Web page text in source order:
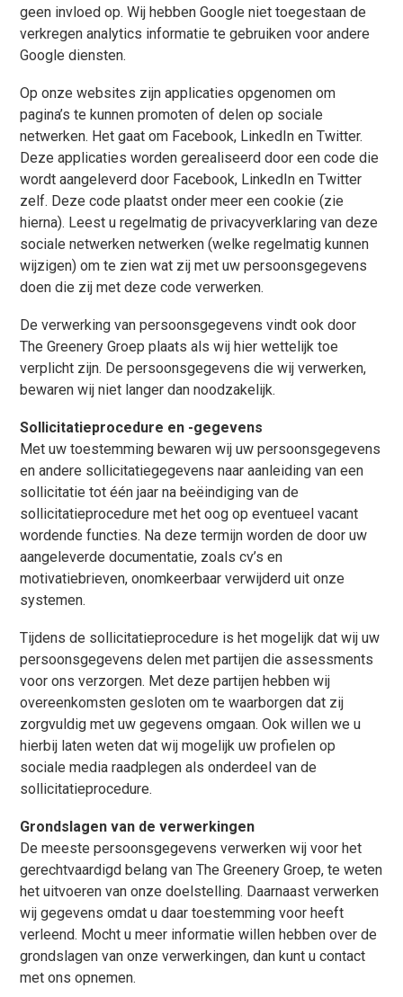
geen invloed op. Wij hebben Google niet toegestaan de
verkregen analytics informatie te gebruiken voor andere
Google diensten.
Op onze websites zijn applicaties opgenomen om
pagina’s te kunnen promoten of delen op sociale
netwerken. Het gaat om Facebook, LinkedIn en Twitter.
Deze applicaties worden gerealiseerd door een code die
wordt aangeleverd door Facebook, LinkedIn en Twitter
zelf. Deze code plaatst onder meer een cookie (zie
hierna). Leest u regelmatig de privacyverklaring van deze
sociale netwerken netwerken (welke regelmatig kunnen
wijzigen) om te zien wat zij met uw persoonsgegevens
doen die zij met deze code verwerken.
De verwerking van persoonsgegevens vindt ook door
The Greenery Groep plaats als wij hier wettelijk toe
verplicht zijn. De persoonsgegevens die wij verwerken,
bewaren wij niet langer dan noodzakelijk.
Sollicitatieprocedure en -gegevens
Met uw toestemming bewaren wij uw persoonsgegevens
en andere sollicitatiegegevens naar aanleiding van een
sollicitatie tot één jaar na beëindiging van de
sollicitatieprocedure met het oog op eventueel vacant
wordende functies. Na deze termijn worden de door uw
aangeleverde documentatie, zoals cv’s en
motivatiebrieven, onomkeerbaar verwijderd uit onze
systemen.
Tijdens de sollicitatieprocedure is het mogelijk dat wij uw
persoonsgegevens delen met partijen die assessments
voor ons verzorgen. Met deze partijen hebben wij
overeenkomsten gesloten om te waarborgen dat zij
zorgvuldig met uw gegevens omgaan. Ook willen we u
hierbij laten weten dat wij mogelijk uw profielen op
sociale media raadplegen als onderdeel van de
sollicitatieprocedure.
Grondslagen van de verwerkingen
De meeste persoonsgegevens verwerken wij voor het
gerechtvaardigd belang van The Greenery Groep, te weten
het uitvoeren van onze doelstelling. Daarnaast verwerken
wij gegevens omdat u daar toestemming voor heeft
verleend. Mocht u meer informatie willen hebben over de
grondslagen van onze verwerkingen, dan kunt u contact
met ons opnemen.